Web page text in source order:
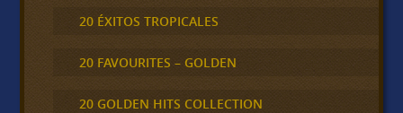
20 ÉXITOS TROPICALES
20 FAVOURITES – GOLDEN
20 GOLDEN HITS COLLECTION